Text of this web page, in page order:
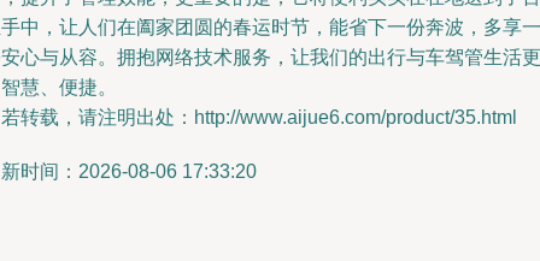
中，让人们在阖家团圆的春运时节，能省下一份奔波，多享一
心与从容。拥抱网络技术服务，让我们的出行与车驾管生活更
慧、便捷。
转载，请注明出处：http://www.aijue6.com/product/35.html
时间：2026-08-06 17:33:20